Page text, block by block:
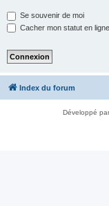
Se souvenir de moi
Cacher mon statut en
Index du forum
Développé